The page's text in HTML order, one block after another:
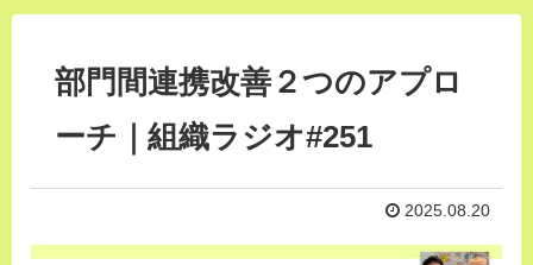
部門間連携改善２つのアプロ
ーチ｜組織ラジオ#251
2025.08.20